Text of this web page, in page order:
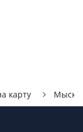
карту Мыски